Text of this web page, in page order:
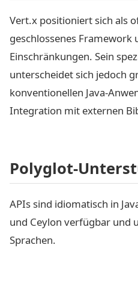
Vert.x positioniert sich als
geschlossenes Framework
Einschränkungen. Sein
unterscheidet sich jedoch
konventionellen Java-
Integration mit externen
Polyglot-
APIs sind idiomatisch in
und Ceylon verfügbar und
Sprachen.